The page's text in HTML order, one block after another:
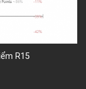
R15